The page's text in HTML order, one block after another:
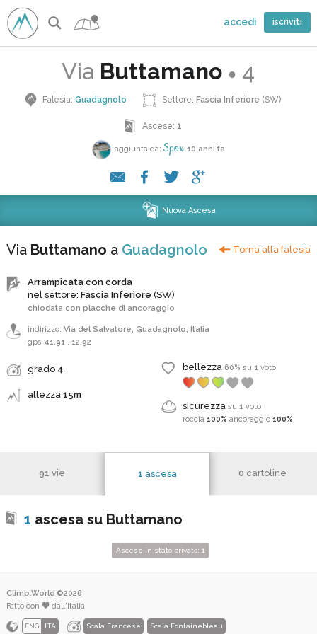
accedi iscriviti
Via Buttamano ● 4
Falesia:Guadagnolo Settore:Fascia Inferiore (SW)
Ascese: 1
aggiunta da: Spox 10 anni fa
Nuova Ascesa
Via Buttamano a Guadagnolo Torna alla falesia
Arrampicata con corda
nel settore: Fascia Inferiore (SW)
chiodata con placche di ancoraggio
indirizzo: Via del Salvatore, Guadagnolo, Italia
gps 41.91 , 12.92
grado 4
altezza 15m
bellezza60%su1voto
sicurezzasu1voto
roccia100% ancoraggio100%
91vie 1 ascesa 0 cartoline
1 ascesa su Buttamano
Ascese in stato privato: 1
Climb.World ©2026
Fatto con
dall'Italia
ENG ITA Scala Francese Scala Fontainebleau